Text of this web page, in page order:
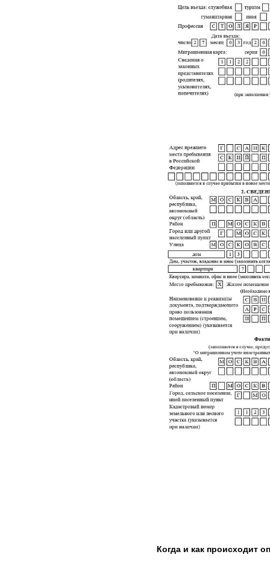
Когда и как происходит